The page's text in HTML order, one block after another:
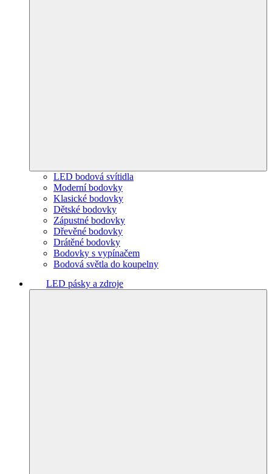
LED bodová svítidla
Moderní bodovky
Klasické bodovky
Dětské bodovky
Zápustné bodovky
Dřevěné bodovky
Drátěné bodovky
Bodovky s vypínačem
Bodová světla do koupelny
LED pásky a zdroje